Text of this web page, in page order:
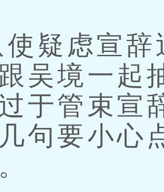
疑虑宣辞
吴境一起
于管束宣
句要小心